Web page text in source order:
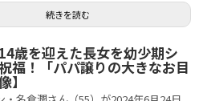
続きを読む
歳を迎えた長女を幼少期シ
福！「パパ譲りの大きなお目
】